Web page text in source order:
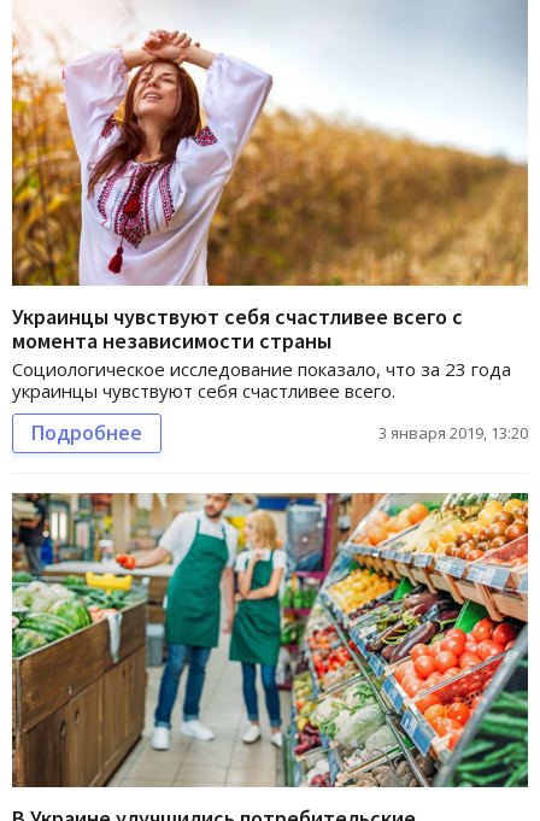
Украинцы чувствуют себя счастливее всего с
момента независимости страны
Социологическое исследование показало, что за 23 года
украинцы чувствуют себя счастливее всего.
Подробнее 3 января 2019, 13:20